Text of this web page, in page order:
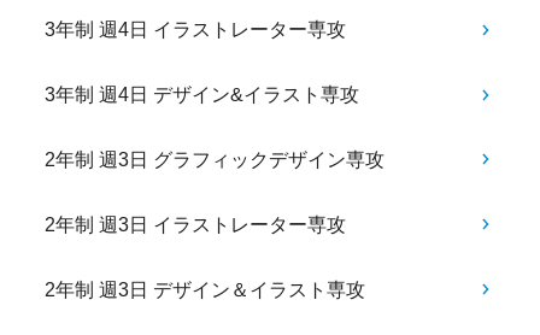
3年制 週4日 イラストレーター専攻
3年制 週4日 デザイン&イラスト専攻
2年制 週3日 グラフィックデザイン専攻
2年制 週3日 イラストレーター専攻
2年制 週3日 デザイン＆イラスト専攻